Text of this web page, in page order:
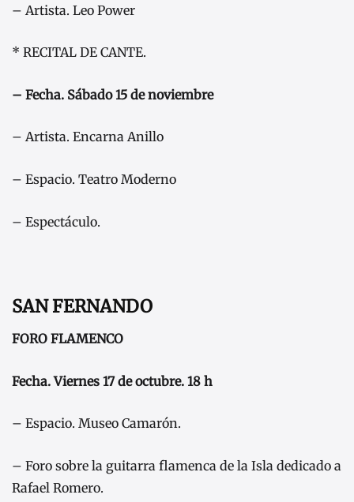
– Artista. Leo Power
* RECITAL DE CANTE.
– Fecha. Sábado 15 de noviembre
– Artista. Encarna Anillo
– Espacio. Teatro Moderno
– Espectáculo.
SAN FERNANDO
FORO FLAMENCO
Fecha. Viernes 17 de octubre. 18 h
– Espacio. Museo Camarón.
– Foro sobre la guitarra flamenca de la Isla dedicado a
Rafael Romero.